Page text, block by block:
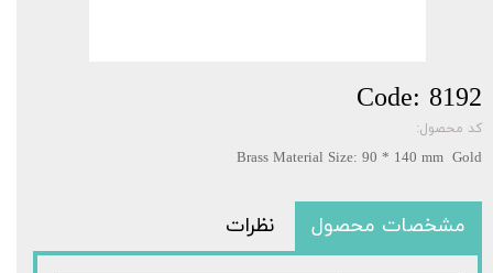
Code: 8192
کد محصول:
Brass Material Size: 90 * 140 mm Gold
مشخصات محصول نظرات